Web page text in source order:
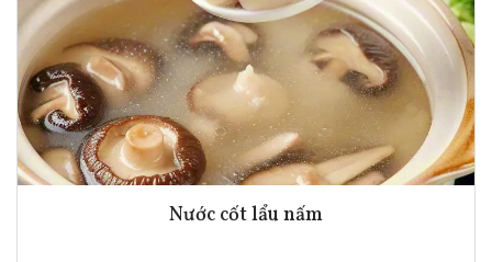
Nước cốt lẩu nấm